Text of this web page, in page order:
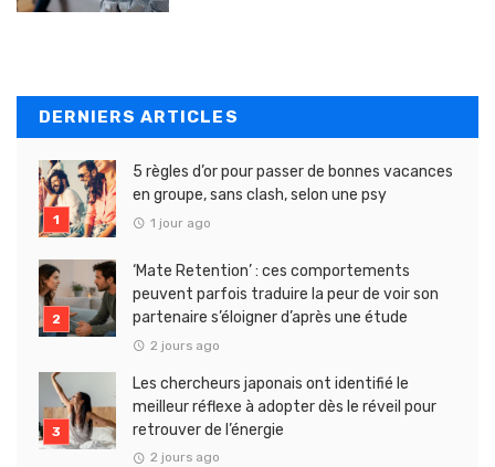
DERNIERS ARTICLES
5 règles d’or pour passer de bonnes vacances
en groupe, sans clash, selon une psy
1 jour ago
‘Mate Retention’ : ces comportements
peuvent parfois traduire la peur de voir son
partenaire s’éloigner d’après une étude
2 jours ago
Les chercheurs japonais ont identifié le
meilleur réflexe à adopter dès le réveil pour
retrouver de l’énergie
2 jours ago